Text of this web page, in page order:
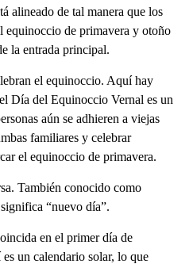
alineado de tal manera que los
equinoccio de primavera y otoño
la entrada principal.
el equinoccio. Aquí hay
Día del Equinoccio Vernal es un
aún se adhieren a viejas
familiares y celebrar
el equinoccio de primavera.
También conocido como
“nuevo día”.
en el primer día de
un calendario solar, lo que